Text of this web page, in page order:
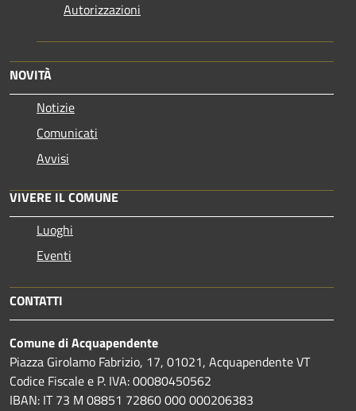
Autorizzazioni
NOVITÀ
Notizie
Comunicati
Avvisi
VIVERE IL COMUNE
Luoghi
Eventi
CONTATTI
Comune di Acquapendente
Piazza Girolamo Fabrizio, 17, 01021, Acquapendente VT
Codice Fiscale e P. IVA: 00080450562
IBAN: IT 73 M 08851 72860 000 000206383